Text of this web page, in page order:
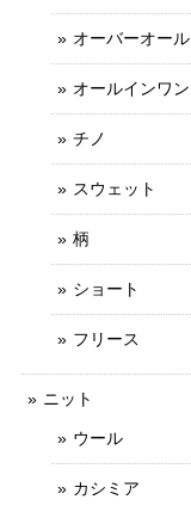
オーバーオール
オールインワン
チノ
スウェット
柄
ショート
フリース
ニット
ウール
カシミア